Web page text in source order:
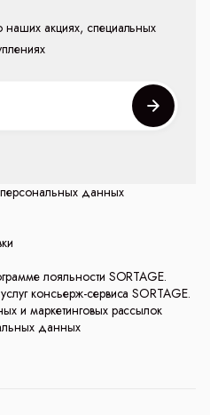
данных
лояльности SORTAGE.
консьерж-сервиса SORTAGE.
и маркетинговых рассылок
данных
наших акциях, специальных